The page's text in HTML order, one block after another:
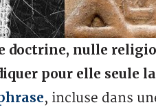
doctrine, nulle
pour elle seule
, incluse dans